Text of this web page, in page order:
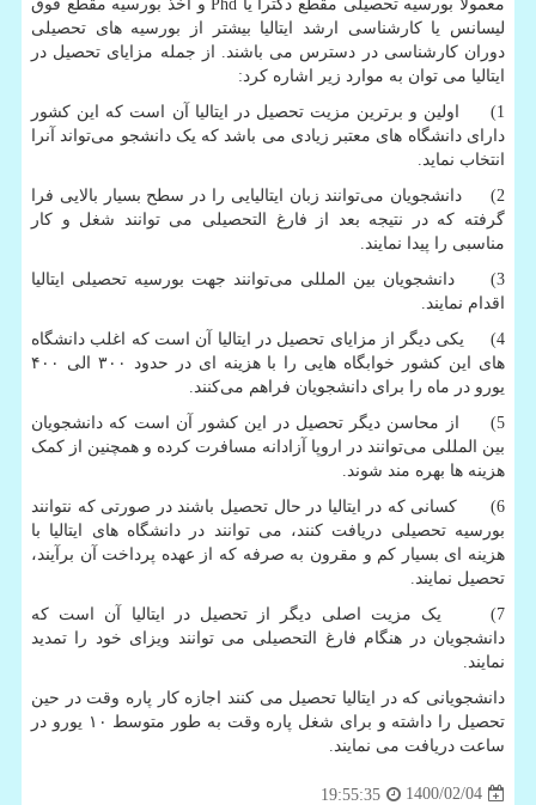
معمولاً بورسیه تحصیلی مقطع دکترا یا Phdو اخذ بورسیه مقطع فوق
لیسانس یا کارشناسی ارشد ایتالیا بیشتر از بورسیه های تحصیلی
دوران کارشناسی در دسترس می باشند. از جمله مزایای تحصیل در
ایتالیا می توان به موارد زیر اشاره کرد:
1) اولین و برترین مزیت تحصیل در ایتالیا آن است که این کشور
دارای دانشگاه های معتبر زیادی می باشد که یک دانشجو می‌تواند آنرا
انتخاب نماید.
2) دانشجویان می‌توانند زبان ایتالیایی را در سطح بسیار بالایی فرا
گرفته که در نتیجه بعد از فارغ التحصیلی می توانند شغل و کار
مناسبی را پیدا نمایند.
3) دانشجویان بین المللی می‌توانند جهت بورسیه تحصیلی ایتالیا
اقدام نمایند.
4) یکی دیگر از مزایای تحصیل در ایتالیا آن است که اغلب دانشگاه
های این کشور خوابگاه هایی را با هزینه ای در حدود ۳۰۰ الی ۴۰۰
یورو در ماه را برای دانشجویان فراهم می‌کنند.
5) از محاسن دیگر تحصیل در این کشور آن است که دانشجویان
بین المللی می‌توانند در اروپا آزادانه مسافرت کرده و همچنین از کمک
هزینه ها بهره مند شوند.
6) کسانی که در ایتالیا در حال تحصیل باشند در صورتی که نتوانند
بورسیه تحصیلی دریافت کنند، می توانند در دانشگاه های ایتالیا با
هزینه ای بسیار کم و مقرون به صرفه که از عهده پرداخت آن برآیند،
تحصیل نمایند.
7) یک مزیت اصلی دیگر از تحصیل در ایتالیا آن است که
دانشجویان در هنگام فارغ التحصیلی می توانند ویزای خود را تمدید
نمایند.
دانشجویانی که در ایتالیا تحصیل می کنند اجازه کار پاره وقت در حین
تحصیل را داشته و برای شغل پاره وقت به طور متوسط ۱۰ یورو در
ساعت دریافت می نمایند.
1400/02/04
19:55:35